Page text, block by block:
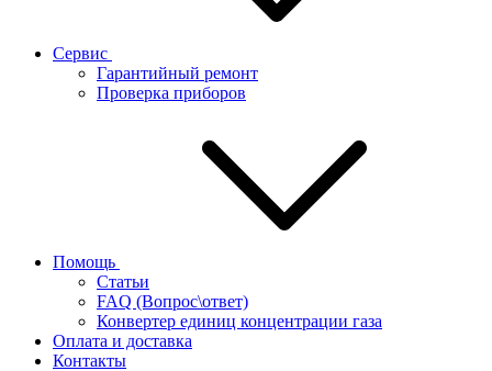
Сервис
Гарантийный ремонт
Проверка приборов
Помощь
Статьи
FAQ (Вопрос\ответ)
Конвертер единиц концентрации газа
Оплата и доставка
Контакты